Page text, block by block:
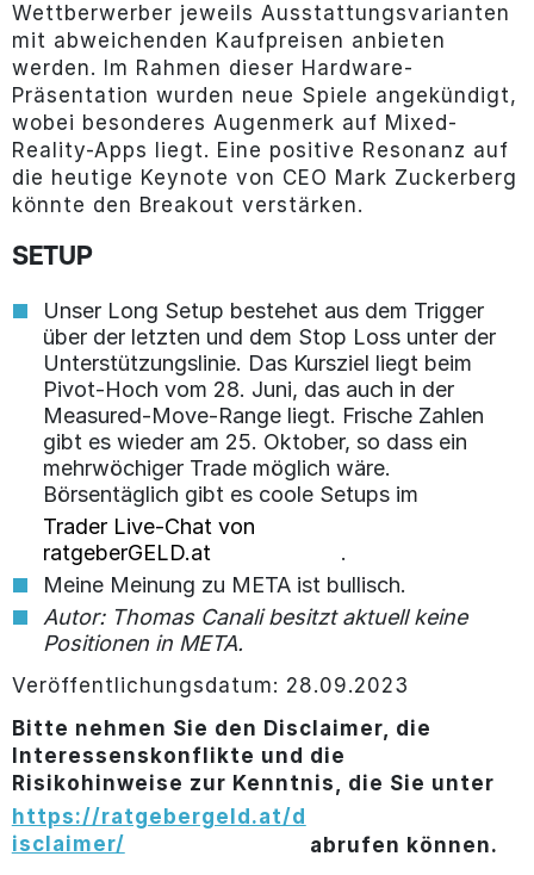
Wettberwerber jeweils Ausstattungsvarianten
mit abweichenden Kaufpreisen anbieten
werden. Im Rahmen dieser Hardware-
Präsentation wurden neue Spiele angekündigt,
wobei besonderes Augenmerk auf Mixed-
Reality-Apps liegt. Eine positive Resonanz auf
die heutige Keynote von CEO Mark Zuckerberg
könnte den Breakout verstärken.
SETUP
Unser Long Setup bestehet aus dem Trigger
über der letzten und dem Stop Loss unter der
Unterstützungslinie. Das Kursziel liegt beim
Pivot-Hoch vom 28. Juni, das auch in der
Measured-Move-Range liegt. Frische Zahlen
gibt es wieder am 25. Oktober, so dass ein
mehrwöchiger Trade möglich wäre.
Börsentäglich gibt es coole Setups im
Trader Live-Chat von
ratgeberGELD.at
.
Meine Meinung zu META ist bullisch.
Autor: Thomas Canali besitzt aktuell keine
Positionen in META.
Veröffentlichungsdatum: 28.09.2023
Bitte nehmen Sie den Disclaimer, die
Interessenskonflikte und die
Risikohinweise zur Kenntnis, die Sie unter
https://ratgebergeld.at/d
isclaimer/
abrufen können.